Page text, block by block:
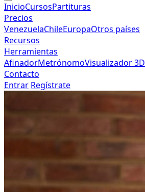
InicioCursosPartituras
Precios
VenezuelaChileEuropaOtros países
Recursos
Herramientas
AfinadorMetrónomoVisualizador 3D
Contacto
Entrar Regístrate